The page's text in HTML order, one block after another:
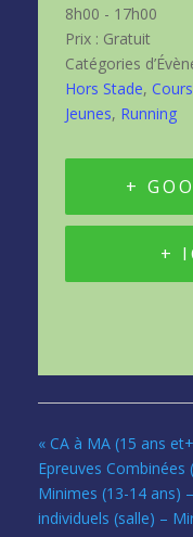
8h00 - 17h00
Prix : Gratuit
Catégories
Hors Stade,
Jeunes, Running
+
+
« CA à MA (15 ans
Epreuves Combinées
Minimes (13-14 ans)
individuels (salle) –